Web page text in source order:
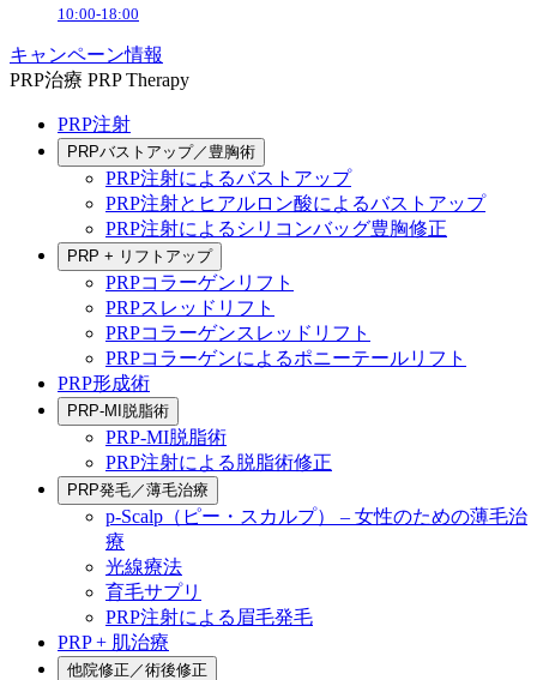
10:00-18:00
キャンペーン情報
PRP治療 PRP Therapy
PRP注射
PRPバストアップ／豊胸術
PRP注射によるバストアップ
PRP注射とヒアルロン酸によるバストアップ
PRP注射によるシリコンバッグ豊胸修正
PRP + リフトアップ
PRPコラーゲンリフト
PRPスレッドリフト
PRPコラーゲンスレッドリフト
PRPコラーゲンによるポニーテールリフト
PRP形成術
PRP-MI脱脂術
PRP-MI脱脂術
PRP注射による脱脂術修正
PRP発毛／薄毛治療
p-Scalp（ピー・スカルプ） – 女性のための薄毛治
療
光線療法
育毛サプリ
PRP注射による眉毛発毛
PRP + 肌治療
他院修正／術後修正